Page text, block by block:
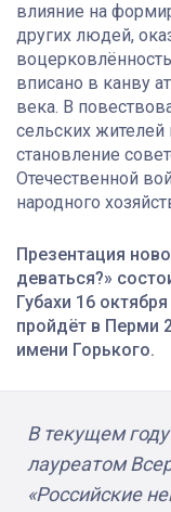
влияние на
других людей,
вписано в канву
века. В
сельских
становление
Отечественной
народного
Презентация
деваться?»
Губахи 16
пройдёт в Перми
имени Горького.
В текущем
лауреатом
«Российские